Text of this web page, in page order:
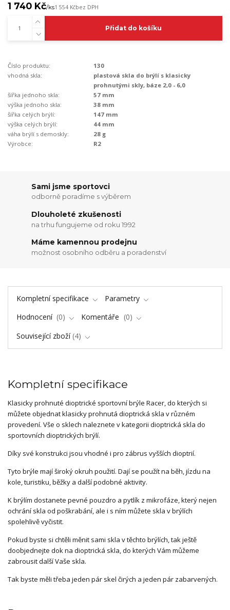
1 740 Kč/ks1 554 Kčbez DPH
Přidat do košíku
Číslo produktu:
130
vhodná skla:
plastová skla do brýlí s klasicky
prohnutými skly, báze 2,0 - 6,0
šířka jednoho skla:
57 mm
výška jednoho skla:
38 mm
šířka celých brýlí:
147 mm
výška celých brýlí:
44 mm
váha brýlí s demoskly:
28 g
Výrobce:
R2
Sami jsme sportovci
odborně poradíme s výběrem
Dlouholeté zkušenosti
na trhu fungujeme od roku 1992
Máme kamennou prodejnu
možnost osobního odběru a poradenství
Kompletní specifikace
Parametry
Hodnocení
0 Komentáře
0
Související zboží 4
Kompletní specifikace
Klasicky prohnuté dioptrické sportovní brýle Racer, do kterých si
můžete objednat klasicky prohnutá dioptrická skla v různém
provedení. Vše o sklech naleznete v kategorii dioptrická skla do
sportovních dioptrických brýlí.
Díky své konstrukci jsou vhodné i pro zábrus vyšších dioptrií.
Tyto brýle mají široký okruh použití. Dají se použít na běh, jízdu na
kole, turistiku, běžky a další podobné aktivity.
K brýlím dostanete pevné pouzdro a pytlík z mikrofáze, který nejen
ochrání skla od poškrabání, ale i s ním můžete skla v brýlích
spolehlivě vyčistit.
Pokud byste si chtěli měnit sami skla v těchto brýlích, tak ještě
doobjednejte dok na dioptrická skla, do kterých Vám můžeme
zabrousit další Vaše skla.
Tak byste měli třeba jeden pár skel čirých a jeden pár zabarvených.